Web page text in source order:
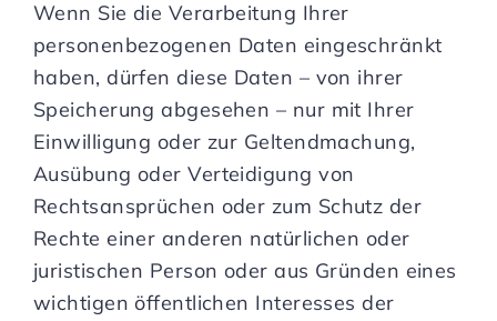
Wenn Sie die Verarbeitung Ihrer
personenbezogenen Daten eingeschränkt
haben, dürfen diese Daten – von ihrer
Speicherung abgesehen – nur mit Ihrer
Einwilligung oder zur Geltendmachung,
Ausübung oder Verteidigung von
Rechtsansprüchen oder zum Schutz der
Rechte einer anderen natürlichen oder
juristischen Person oder aus Gründen eines
wichtigen öffentlichen Interesses der